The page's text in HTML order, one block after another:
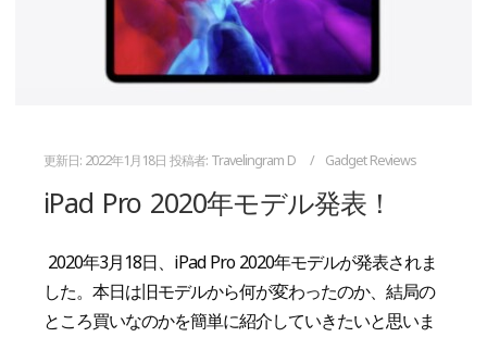
更新日: 2022年1月18日 投稿者: Travelingram D Gadget Reviews
iPad Pro 2020年モデル発表！
2020年3月18日、iPad Pro 2020年モデルが発表されま
した。本日は旧モデルから何が変わったのか、結局の
ところ買いなのかを簡単に紹介していきたいと思いま